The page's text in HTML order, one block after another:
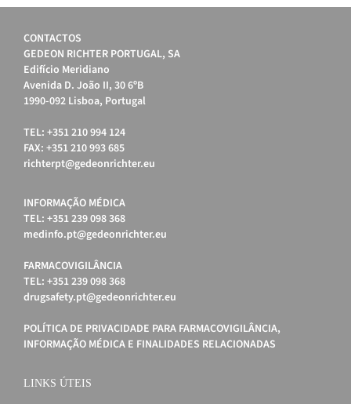
CONTACTOS
GEDEON RICHTER PORTUGAL, SA
Edifício Meridiano
Avenida D. João II, 30 6ºB
1990-092 Lisboa, Portugal
TEL: +351 210 994 124
FAX: +351 210 993 685
richterpt@gedeonrichter.eu
INFORMAÇÃO MÉDICA
TEL: +351 239 098 368
medinfo.pt@gedeonrichter.eu
FARMACOVIGILÂNCIA
TEL: +351 239 098 368
drugsafety.pt@gedeonrichter.eu
POLÍTICA DE PRIVACIDADE PARA FARMACOVIGILÂNCIA,
INFORMAÇÃO MÉDICA E FINALIDADES RELACIONADAS
LINKS ÚTEIS